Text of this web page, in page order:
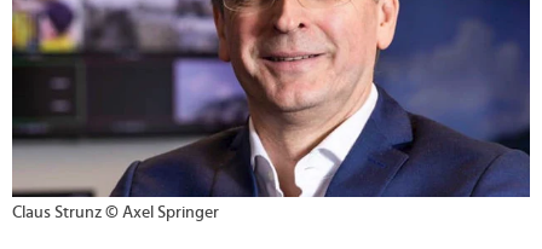
Claus Strunz © Axel Springer